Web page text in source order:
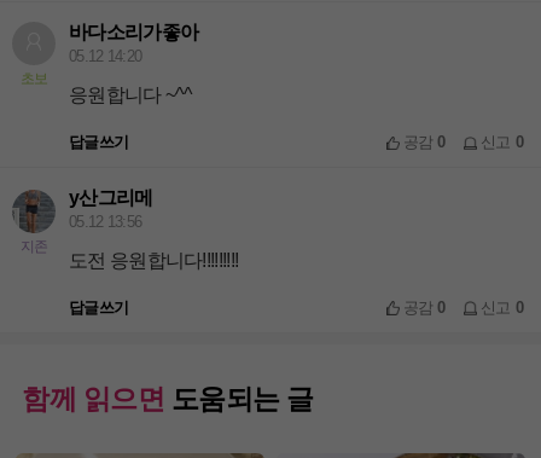
초보
바다소리가좋아
05.12 14:20
응원합니다 ~^^
답글쓰기 공감0 신고 0
지존
y산그리메
05.12 13:56
도전 응원합니다!!!!!!!!!
답글쓰기 공감0 신고 0
함께 읽으면 도움되는 글